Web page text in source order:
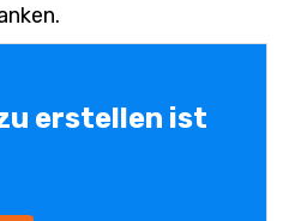
erstellen ist